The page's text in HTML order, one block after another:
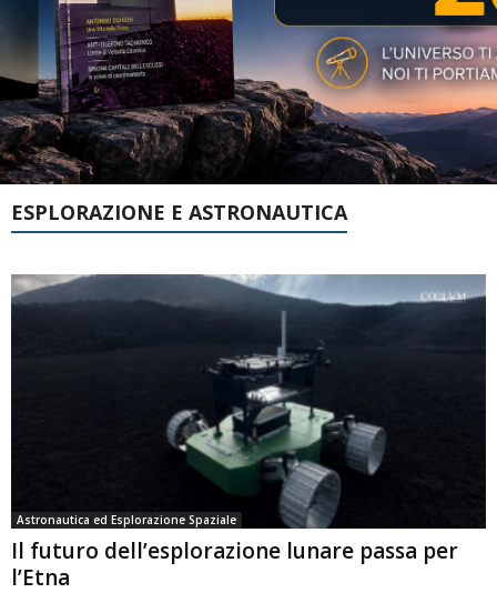
ESPLORAZIONE E ASTRONAUTICA
Astronautica ed Esplorazione Spaziale
Il futuro dell’esplorazione lunare passa per
l’Etna